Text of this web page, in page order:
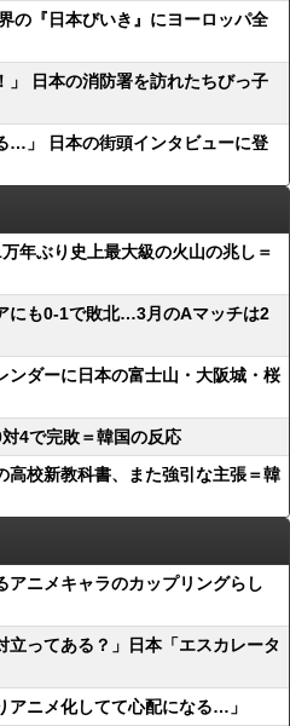
の『日本びいき』にヨーロッパ全
」 日本の消防署を訪れたちびっ子
…」 日本の街頭インタビューに登
年ぶり史上最大級の火山の兆し＝
にも0-1で敗北…3月のAマッチは2
ダーに日本の富士山・大阪城・桜
4で完敗＝韓国の反応
校新教科書、また強引な主張＝韓
アニメキャラのカップリングらし
ってある？」日本「エスカレータ
アニメ化してて心配になる…」